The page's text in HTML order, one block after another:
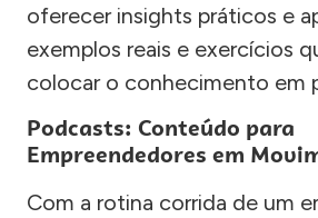
oferecer insights práticos e
exemplos reais e exercícios
colocar o conhecimento em
Podcasts: Conteúdo para
Empreendedores em
Com a rotina corrida de um